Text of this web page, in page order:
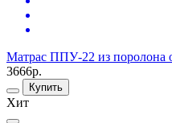
Матрас ППУ-22 из поролона
3666р.
Купить
Хит